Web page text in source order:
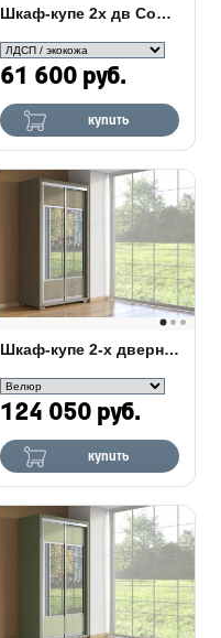
Шкаф-купе 2х дв Como/Veda 1 зеркало
61 600 руб.
купить
Шкаф-купе 2-х дверный зеркальный Orma Soft Ткань
124 050 руб.
купить